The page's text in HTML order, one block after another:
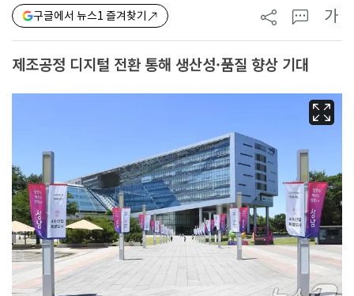
구글에서 뉴스1 즐겨찾기 가
제조공정 디지털 전환 통해 생산성·품질 향상 기대